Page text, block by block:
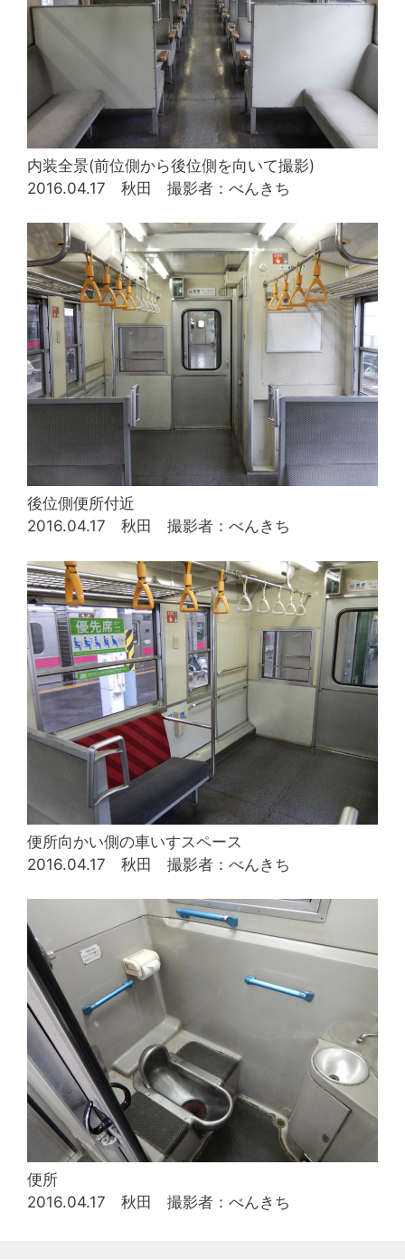
内装全景(前位側から後位側を向いて撮影)
2016.04.17 秋田 撮影者：べんきち
後位側便所付近
2016.04.17 秋田 撮影者：べんきち
便所向かい側の車いすスペース
2016.04.17 秋田 撮影者：べんきち
便所
2016.04.17 秋田 撮影者：べんきち